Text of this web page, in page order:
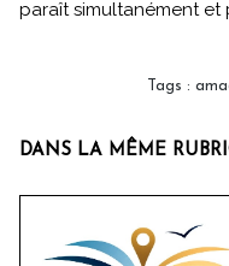
paraît simultanément et
Tags :
DANS LA MÊME